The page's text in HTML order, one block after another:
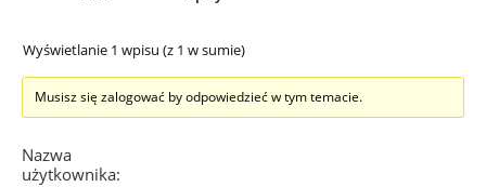
Wyświetlanie 1 wpisu (z 1 w sumie)
Musisz się zalogować by odpowiedzieć w tym temacie.
Nazwa
użytkownika: